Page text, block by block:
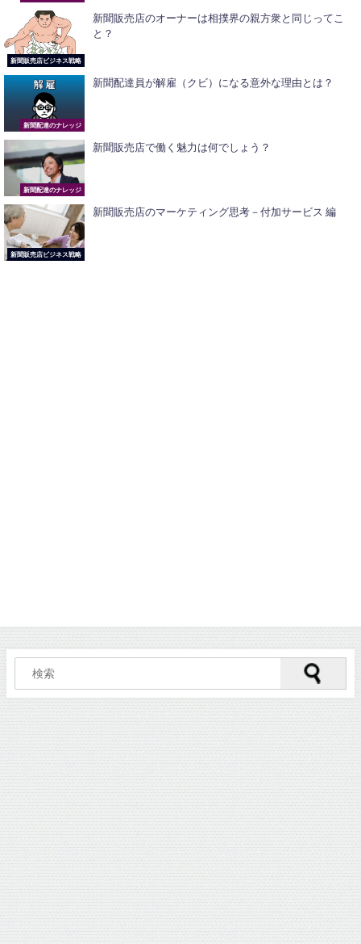
新聞販売店ビジネス戦略
新聞販売店のオーナーは相撲界の親方衆と同じってこ
と？
新聞配達のナレッジ
新聞配達員が解雇（クビ）になる意外な理由とは？
新聞配達のナレッジ
新聞販売店で働く魅力は何でしょう？
新聞販売店ビジネス戦略
新聞販売店のマーケティング思考－付加サービス 編